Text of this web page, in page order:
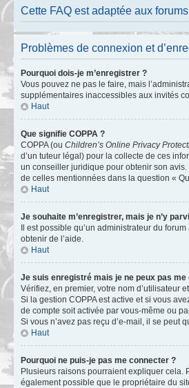
Cette FAQ est adaptée aux
Problèmes de connexion et
Pourquoi dois-je m’enregistrer ?
Vous pouvez ne pas le faire, mais
supplémentaires inaccessibles aux invités
Haut
Que signifie COPPA ?
COPPA (ou Children’s Online Privacy
d’un tuteur légal) pour la collecte de ces
un conseiller juridique pour obtenir son
de celles mentionnées dans la question «
Haut
Je souhaite m’enregistrer, mais je n’y
Il est possible qu’un administrateur du
obtenir de l’aide.
Haut
Je suis enregistré mais je ne peux pas me
Vérifiez, en premier, votre nom d’utilisateur
Si la gestion COPPA est active et si vous
de compte soit activée par vous-même ou
Si vous n’avez pas reçu d’e-mail, il se peut
Haut
Pourquoi ne puis-je pas me connecter ?
Plusieurs raisons pourraient expliquer cela.
également possible que le propriétaire du